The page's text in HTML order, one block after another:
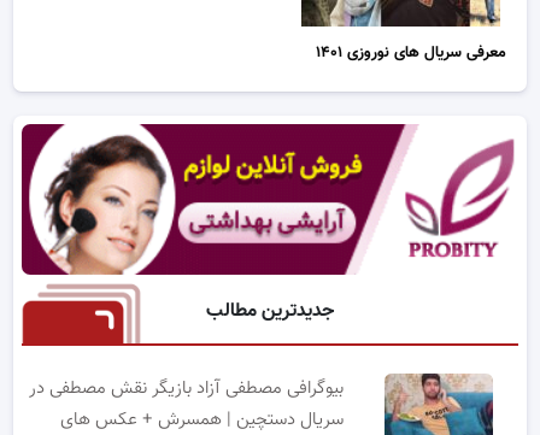
معرفی سریال های نوروزی ۱۴۰۱
جدیدترین مطالب
بیوگرافی مصطفی آزاد بازیگر نقش مصطفی در
سریال دستچین | همسرش + عکس های